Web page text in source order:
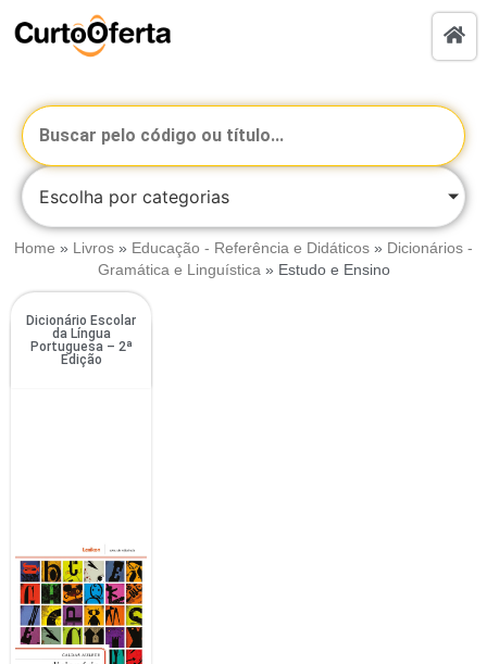
Escolha por categorias
Home » Livros » Educação - Referência e Didáticos » Dicionários -
Gramática e Linguística » Estudo e Ensino
Dicionário Escolar
da Língua
Portuguesa – 2ª
Edição